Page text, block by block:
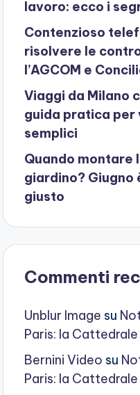
lavoro: ecco i
Contenzioso
risolvere le
l’AGCOM e
Viaggi da Milano
guida pratica per
semplici
Quando montare
giardino? Giugno
giusto
Commenti
Unblur Image su
Paris: la Cattedrale
Bernini Video su
Paris: la Cattedrale